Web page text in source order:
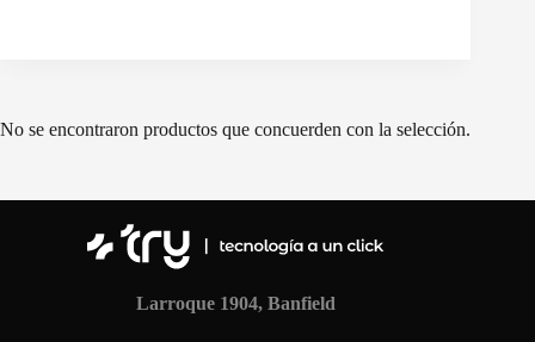
No se encontraron productos que concuerden con la selección.
Larroque 1904, Banfield